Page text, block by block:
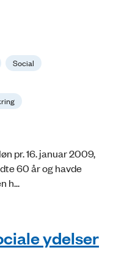
Social
pr. 16. januar 2009,
60 år og havde
h...
ydelser